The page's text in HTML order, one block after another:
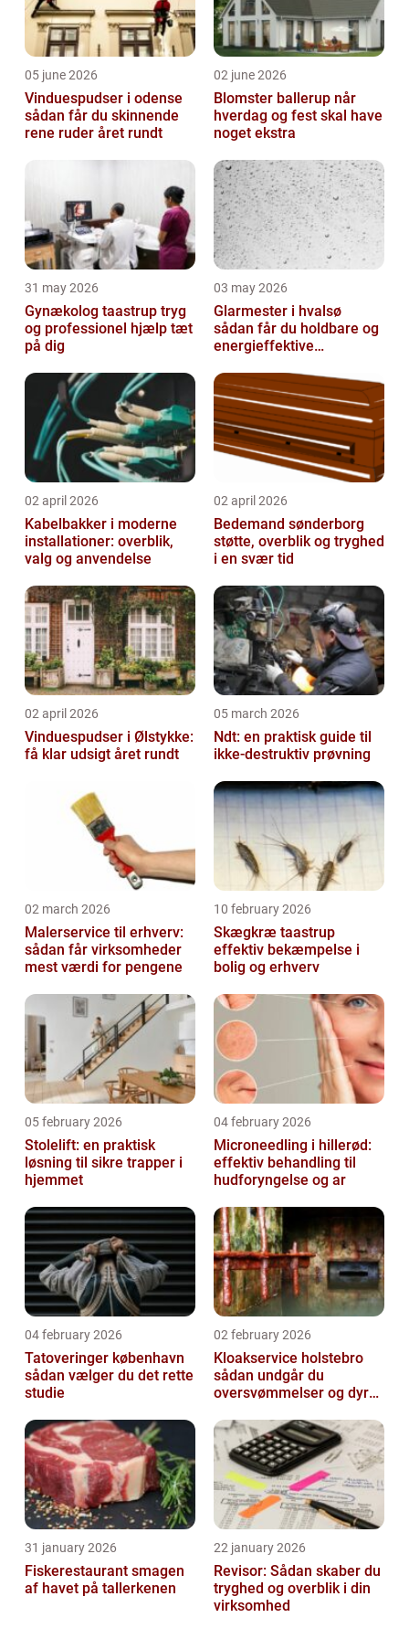
05 june 2026
Vinduespudser i odense
sådan får du skinnende
rene ruder året rundt
02 june 2026
Blomster ballerup når
hverdag og fest skal have
noget ekstra
31 may 2026
Gynækolog taastrup tryg
og professionel hjælp tæt
på dig
03 may 2026
Glarmester i hvalsø
sådan får du holdbare og
energieffektive
02 april 2026
Kabelbakker i moderne
installationer: overblik,
valg og anvendelse
02 april 2026
Bedemand sønderborg
støtte, overblik og tryghed
i en svær tid
02 april 2026
Vinduespudser i Ølstykke:
få klar udsigt året rundt
05 march 2026
Ndt: en praktisk guide til
ikke-destruktiv prøvning
02 march 2026
Malerservice til erhverv:
sådan får virksomheder
mest værdi for pengene
10 february 2026
Skægkræ taastrup
effektiv bekæmpelse i
bolig og erhverv
05 february 2026
Stolelift: en praktisk
løsning til sikre trapper i
hjemmet
04 february 2026
Microneedling i hillerød:
effektiv behandling til
hudforyngelse og ar
04 february 2026
Tatoveringer københavn
sådan vælger du det rette
studie
02 february 2026
Kloakservice holstebro
sådan undgår du
oversvømmelser og dyre
31 january 2026
Fiskerestaurant smagen
af havet på tallerkenen
22 january 2026
Revisor: Sådan skaber du
tryghed og overblik i din
virksomhed